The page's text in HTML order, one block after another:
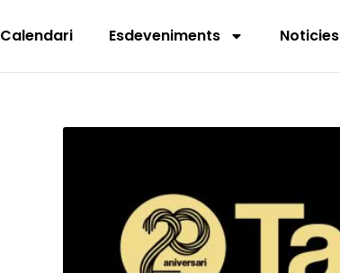
Calendari Esdeveniments Noticies